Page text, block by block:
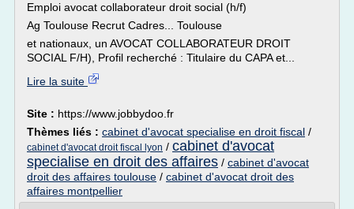
Emploi avocat collaborateur droit social (h/f)
Ag Toulouse Recrut Cadres... Toulouse
et nationaux, un AVOCAT COLLABORATEUR DROIT
SOCIAL F/H), Profil recherché : Titulaire du CAPA et...
Lire la suite
Site : https://www.jobbydoo.fr
Thèmes liés : cabinet d'avocat specialise en droit fiscal /
cabinet d'avocat droit fiscal lyon / cabinet d'avocat
specialise en droit des affaires / cabinet d'avocat
droit des affaires toulouse / cabinet d'avocat droit des
affaires montpellier